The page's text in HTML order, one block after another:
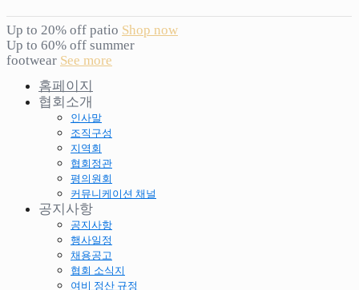
Up to 20% off patio Shop now
Up to 60% off summer
footwear See more
홈페이지
협회소개
인사말
조직구성
지역회
협회정관
평의원회
커뮤니케이션 채널
공지사항
공지사항
행사일정
채용공고
협회 소식지
여비 정산 규정